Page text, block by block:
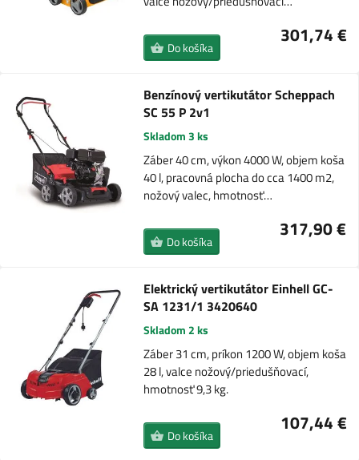
301,74 €
Do košíka
Benzínový vertikutátor Scheppach
SC 55 P 2v1
Skladom 3 ks
Záber 40 cm, výkon 4000 W, objem koša
40 l, pracovná plocha do cca 1400 m2,
nožový valec, hmotnosť…
317,90 €
Do košíka
Elektrický vertikutátor Einhell GC-
SA 1231/1 3420640
Skladom 2 ks
Záber 31 cm, príkon 1200 W, objem koša
28 l, valce nožový/priedušňovací,
hmotnosť 9,3 kg.
107,44 €
Do košíka